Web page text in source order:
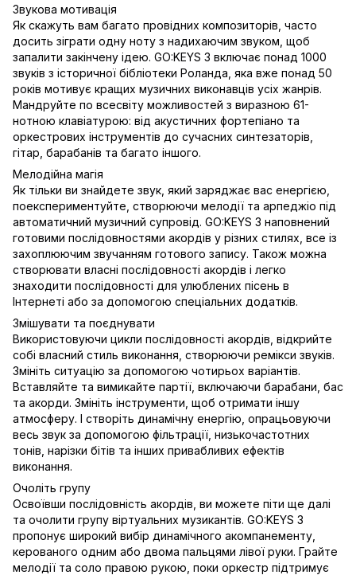
Звукова мотивація
Як скажуть вам багато провідних композиторів, часто
досить зіграти одну ноту з надихаючим звуком, щоб
запалити закінчену ідею. GO:KEYS 3 включає понад 1000
звуків з історичної бібліотеки Роланда, яка вже понад 50
років мотивує кращих музичних виконавців усіх жанрів.
Мандруйте по всесвіту можливостей з виразною 61-
нотною клавіатурою: від акустичних фортепіано та
оркестрових інструментів до сучасних синтезаторів,
гітар, барабанів та багато іншого.
Мелодійна магія
Як тільки ви знайдете звук, який заряджає вас енергією,
поекспериментуйте, створюючи мелодії та арпеджіо під
автоматичний музичний супровід. GO:KEYS 3 наповнений
готовими послідовностями акордів у різних стилях, все із
захоплюючим звучанням готового запису. Також можна
створювати власні послідовності акордів і легко
знаходити послідовності для улюблених пісень в
Інтернеті або за допомогою спеціальних додатків.
Змішувати та поєднувати
Використовуючи цикли послідовності акордів, відкрийте
собі власний стиль виконання, створюючи ремікси звуків.
Змініть ситуацію за допомогою чотирьох варіантів.
Вставляйте та вимикайте партії, включаючи барабани, бас
та акорди. Змініть інструменти, щоб отримати іншу
атмосферу. І створіть динамічну енергію, опрацьовуючи
весь звук за допомогою фільтрації, низькочастотних
тонів, нарізки бітів та інших привабливих ефектів
виконання.
Очоліть групу
Освоївши послідовність акордів, ви можете піти ще далі
та очолити групу віртуальних музикантів. GO:KEYS 3
пропонує широкий вибір динамічного акомпанементу,
керованого одним або двома пальцями лівої руки. Грайте
мелодії та соло правою рукою, поки оркестр підтримує